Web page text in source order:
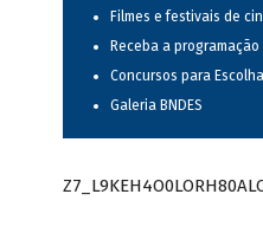
Filmes e festivais de
Receba a programação
Concursos para
Galeria BNDES